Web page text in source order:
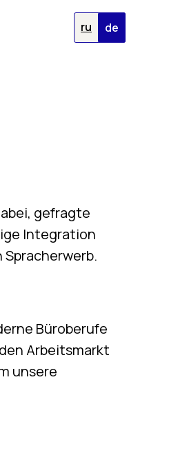
gefragte
Integration
Büroberufe
Arbeitsmarkt
unsere
de
ru